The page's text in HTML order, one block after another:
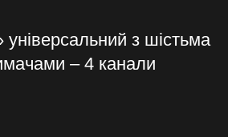
з шістьма
– 4 канали